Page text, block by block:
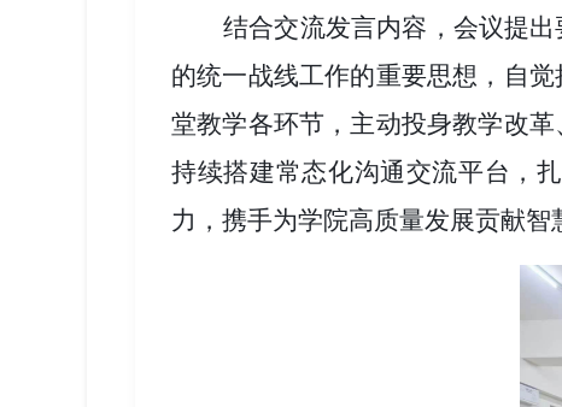
结合交流发言内容，会议提
的统一战线工作的重要思想，自
堂教学各环节，主动投身教学改
持续搭建常态化沟通交流平台，
力，携手为学院高质量发展贡献智